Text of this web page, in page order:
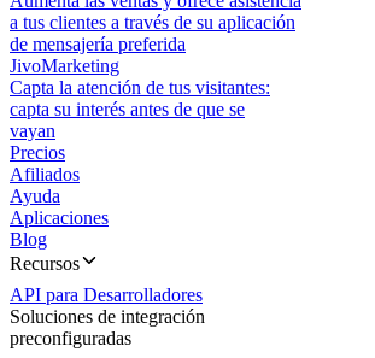
a tus clientes a través de su aplicación
de mensajería preferida
JivoMarketing
Capta la atención de tus visitantes:
capta su interés antes de que se
vayan
Precios
Afiliados
Ayuda
Aplicaciones
Blog
Recursos
API para Desarrolladores
Soluciones de integración
preconfiguradas